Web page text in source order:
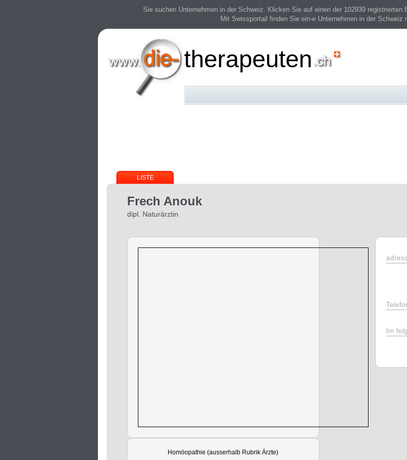
Sie suchen Unternehmen in der Schweiz. Klicken Sie auf einen der 102939
Mit Swissportail finden Sie ein-e Unternehmen in der Schweiz
therapeuten
LISTE
Frech Anouk
dipl. Naturärztin
Homöopathie (ausserhalb Rubrik Ärzte)
Im